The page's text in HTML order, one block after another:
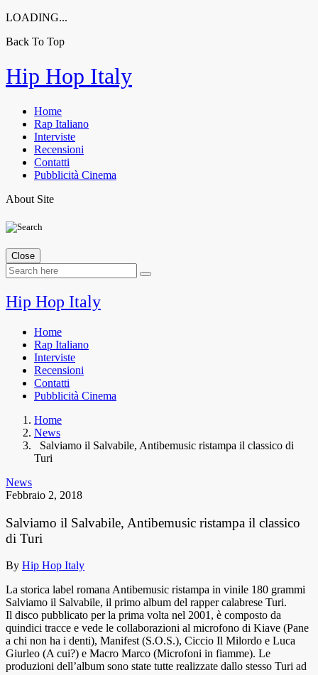
LOADING...
Back To Top
to
content
Hip Hop Italy
Home
Rap Italiano
Interviste
Recensioni
Contatti
Pubblicità Cinema
About Site
Close
Hip Hop Italy
Home
Rap Italiano
Interviste
Recensioni
Contatti
Pubblicità Cinema
Home
News
Salviamo il Salvabile, Antibemusic ristampa il classico di
Turi
News
Febbraio 2, 2018
Salviamo il Salvabile, Antibemusic ristampa il classico
di Turi
By Hip Hop Italy
La storica label romana Antibemusic ristampa in vinile 180 grammi
Salviamo il Salvabile, il primo album del rapper calabrese Turi.
Il disco pubblicato per la prima volta nel 2001, è composto da
quindici tracce e vede le collaborazioni al microfono di Kiave (Pane
a chi non ha i denti), Manifest (S.O.S.), Ciccio Il Milordo e Luca
Giurleo (A cui?) e Macro Marco (Microfoni in fiamme). Le
produzioni dell’album sono state tutte realizzate dallo stesso Turi ad